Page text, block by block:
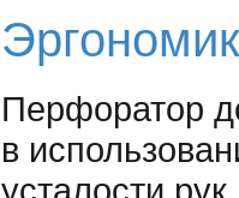
Перфоратор
в